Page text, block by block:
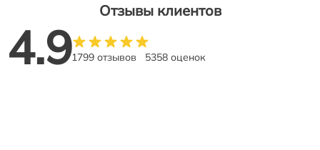
Отзывы клиентов
4.91799 отзывов 5358 оценок